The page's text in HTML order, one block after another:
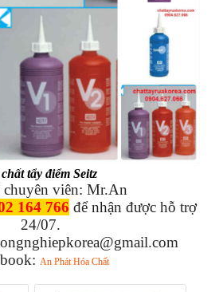
tẩy điểm Seitz
chuyên viên: Mr.An
164 766 để nhận được hỗ trợ
24/07.
An Phát Hóa Chất